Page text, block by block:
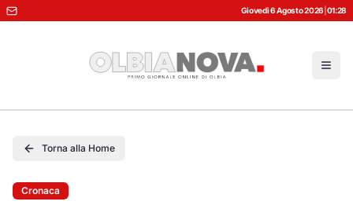
Giovedì 6 Agosto 2026 01:28
Torna alla Home
Cronaca